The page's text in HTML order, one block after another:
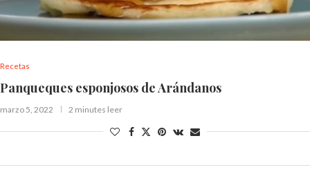
Recetas
Panqueques esponjosos de Arándanos
marzo 5, 2022 2 minutes leer